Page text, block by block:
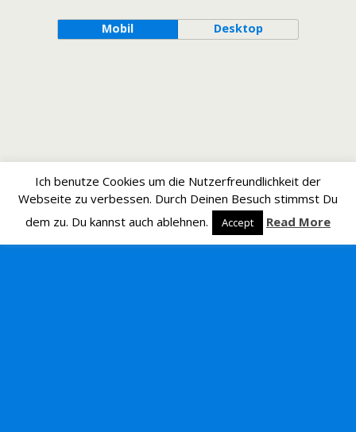
Mobil Desktop
Ich benutze Cookies um die Nutzerfreundlichkeit der
Webseite zu verbessen. Durch Deinen Besuch stimmst Du
dem zu. Du kannst auch ablehnen.
Accept Read More